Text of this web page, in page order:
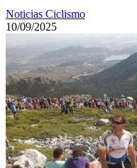
Noticias Ciclismo
10/09/2025